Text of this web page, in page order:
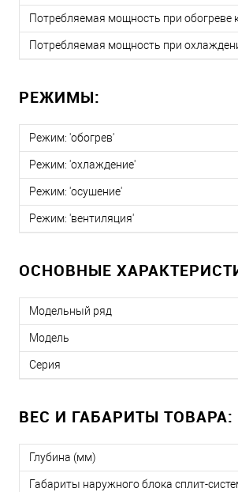
Потребляемая мощность при обогреве
Потребляемая мощность при
РЕЖИМЫ:
Режим: 'обогрев'
Режим: 'охлаждение'
Режим: 'осушение'
Режим: 'вентиляция'
ОСНОВНЫЕ
Модельный ряд
Модель
Серия
ВЕС И ГАБАРИТЫ ТОВАРА:
Глубина (мм)
Габариты наружного блока сплит-